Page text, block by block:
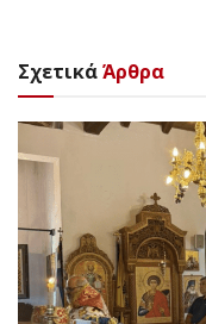
ΣχετικάΆρθρα